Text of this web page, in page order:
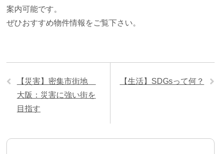
案内可能です。
ぜひおすすめ物件情報をご覧下さい。
【災害】密集市街地
大阪：災害に強い街を
目指す
【生活】SDGsって何？